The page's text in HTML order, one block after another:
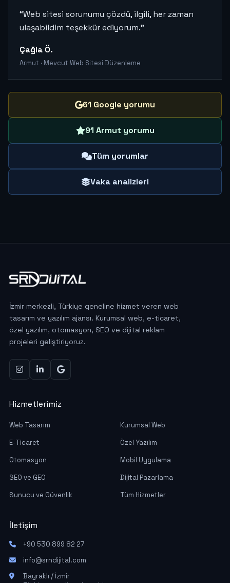
“Web sitesi sorunumu çözdü, ilgili, her zaman
ulaşabildim teşekkür ediyorum.”
Çağla Ö.
Armut · Mevcut Web Sitesi Düzenleme
61 Google yorumu
91 Armut yorumu
Tüm yorumlar
Vaka analizleri
İzmir merkezli, Türkiye geneline hizmet veren web
tasarım ve yazılım ajansı. Kurumsal web, e-ticaret,
özel yazılım, otomasyon, SEO ve dijital reklam
projeleri geliştiriyoruz.
Hizmetlerimiz
Web Tasarım
Kurumsal Web
E-Ticaret
Özel Yazılım
Otomasyon
Mobil Uygulama
SEO ve GEO
Dijital Pazarlama
Sunucu ve Güvenlik
Tüm Hizmetler
İletişim
+90 530 899 82 27
info@srndijital.com
Bayraklı / İzmir